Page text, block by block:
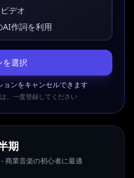
デオ
AI作詞を利用
を選択
ョンをキャンセルできます
、一度登録してください
期
商業音楽の初心者に最適